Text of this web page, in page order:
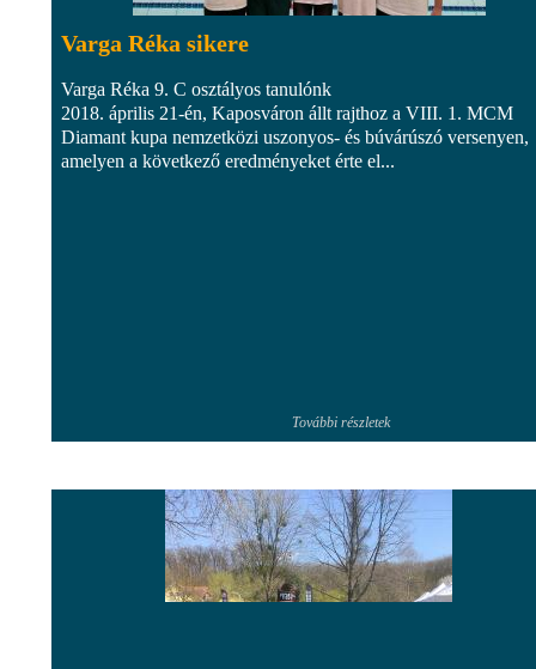
Varga Réka sikere
Varga Réka 9. C osztályos tanulónk
2018. április 21-én, Kaposváron állt rajthoz a VIII. 1. MCM
Diamant kupa nemzetközi uszonyos- és búvárúszó versenyen,
amelyen a következő eredményeket érte el...
További részletek